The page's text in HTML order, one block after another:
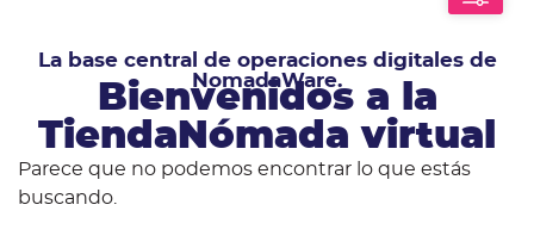
La base central de operaciones digitales de
NomadaWare.
Bienvenidos a la
TiendaNómada virtual
Parece que no podemos encontrar lo que estás
buscando.